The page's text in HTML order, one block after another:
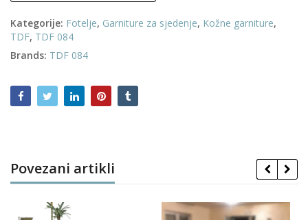
Kategorije: Fotelje, Garniture za sjedenje, Kožne garniture,
TDF, TDF 084
Brands: TDF 084
Povezani artikli